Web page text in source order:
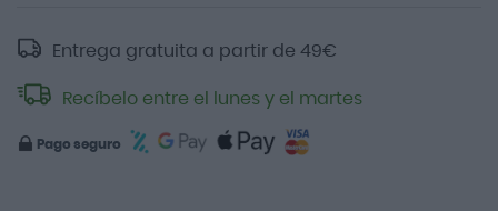
Entrega gratuita a partir de 49€
Recíbelo entre el lunes y el martes
Pago seguro